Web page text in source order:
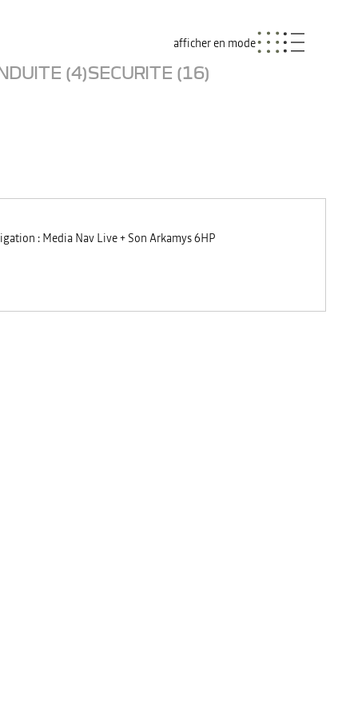
afficher en mode
(4)SECURITE (16)
: Media Nav Live + Son Arkamys 6HP